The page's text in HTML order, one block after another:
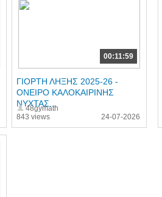
00:11:59
843 views
ΓΙΟΡΤΗ ΛΗΞΗΣ 2025-26 -
ΟΝΕΙΡΟ ΚΑΛΟΚΑΙΡΙΝΗΣ
ΝΥΧΤΑΣ...
48gymath
24-07-2026